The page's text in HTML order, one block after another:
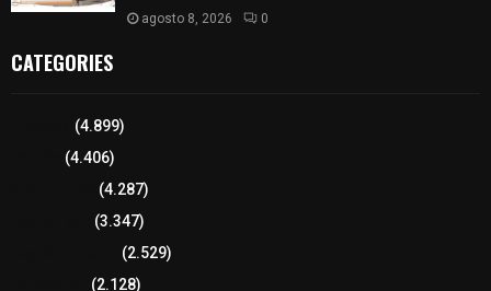
agosto 8, 2026 0
CATEGORIES
(4.899)
(4.406)
(4.287)
(3.347)
(2.529)
(2.128)